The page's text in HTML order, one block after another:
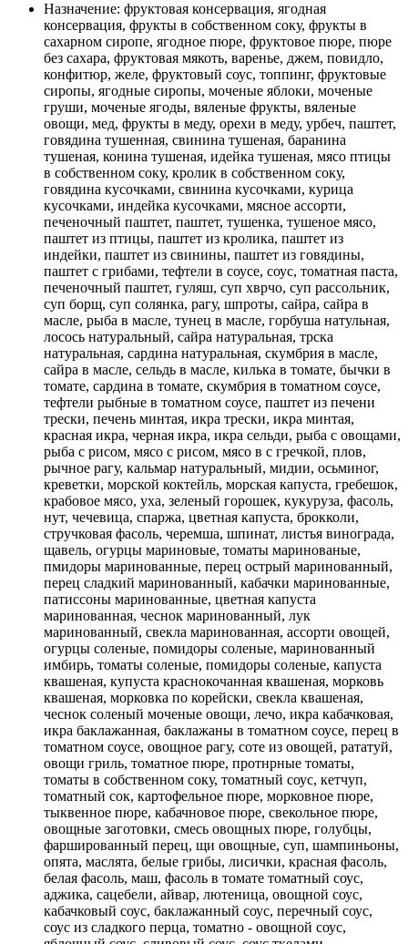
Назначение: фруктовая консервация, ягодная
консервация, фрукты в собственном соку, фрукты в
сахарном сиропе, ягодное пюре, фруктовое пюре, пюре
без сахара, фруктовая мякоть, варенье, джем, повидло,
конфитюр, желе, фруктовый соус, топпинг, фруктовые
сиропы, ягодные сиропы, моченые яблоки, моченые
груши, моченые ягоды, вяленые фрукты, вяленые
овощи, мед, фрукты в меду, орехи в меду, урбеч, паштет,
говядина тушенная, свинина тушеная, баранина
тушеная, конина тушеная, идейка тушеная, мясо птицы
в собственном соку, кролик в собственном соку,
говядина кусочками, свинина кусочками, курица
кусочками, индейка кусочками, мясное ассорти,
печеночный паштет, паштет, тушенка, тушеное мясо,
паштет из птицы, паштет из кролика, паштет из
индейки, паштет из свинины, паштет из говядины,
паштет с грибами, тефтели в соусе, соус, томатная паста,
печеночный паштет, гуляш, суп хврчо, суп рассольник,
суп борщ, суп солянка, рагу, шпроты, сайра, сайра в
масле, рыба в масле, тунец в масле, горбуша натульная,
лосось натуральный, сайра натуральная, трска
натуральная, сардина натуральная, скумбрия в масле,
сайра в масле, сельдь в масле, килька в томате, бычки в
томате, сардина в томате, скумбрия в томатном соусе,
тефтели рыбные в томатном соусе, паштет из печени
трески, печень минтая, икра трески, икра минтая,
красная икра, черная икра, икра сельди, рыба с овощами,
рыба с рисом, мясо с рисом, мясо в с гречкой, плов,
рычное рагу, кальмар натуральный, мидии, осьминог,
креветки, морской коктейль, морская капуста, гребешок,
крабовое мясо, уха, зеленый горошек, кукуруза, фасоль,
нут, чечевица, спаржа, цветная капуста, брокколи,
стручковая фасоль, черемша, шпинат, листья винограда,
щавель, огурцы мариновые, томаты маринованые,
пмидоры маринованные, перец острый маринованный,
перец сладкий маринованный, кабачки маринованные,
патиссоны маринованные, цветная капуста
маринованная, чеснок маринованный, лук
маринованный, свекла маринованная, ассорти овощей,
огурцы соленые, помидоры соленые, маринованный
имбирь, томаты соленые, помидоры соленые, капуста
квашеная, купуста краснокочанная квашеная, морковь
квашеная, морковка по корейски, свекла квашеная,
чеснок соленый моченые овощи, лечо, икра кабачковая,
икра баклажанная, баклажаны в томатном соусе, перец в
томатном соусе, овощное рагу, соте из овощей, рататуй,
овощи гриль, томатное пюре, протнрные томаты,
томаты в собственном соку, томатный соус, кетчуп,
томатный сок, картофельное пюре, морковное пюре,
тыквенное пюре, кабачновое пюре, свекольное пюре,
овощные заготовки, смесь овощных пюре, голубцы,
фаршированный перец, щи овощные, суп, шампиньоны,
опята, маслята, белые грибы, лисички, красная фасоль,
белая фасоль, маш, фасоль в томате томатный соус,
аджика, сацебели, айвар, лютеница, овощной соус,
кабачковый соус, баклажанный соус, перечный соус,
соус из сладкого перца, томатно - овощной соус,